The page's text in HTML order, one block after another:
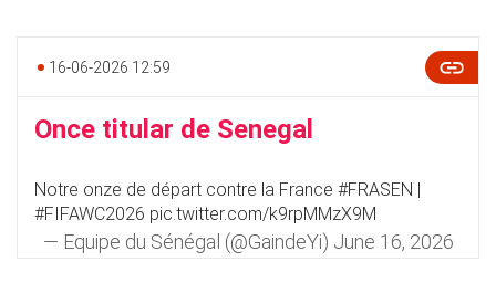
16-06-2026 12:59
Once titular de Senegal
Notre onze de départ contre la France #FRASEN |
#FIFAWC2026 pic.twitter.com/k9rpMMzX9M
— Equipe du Sénégal (@GaindeYi) June 16, 2026